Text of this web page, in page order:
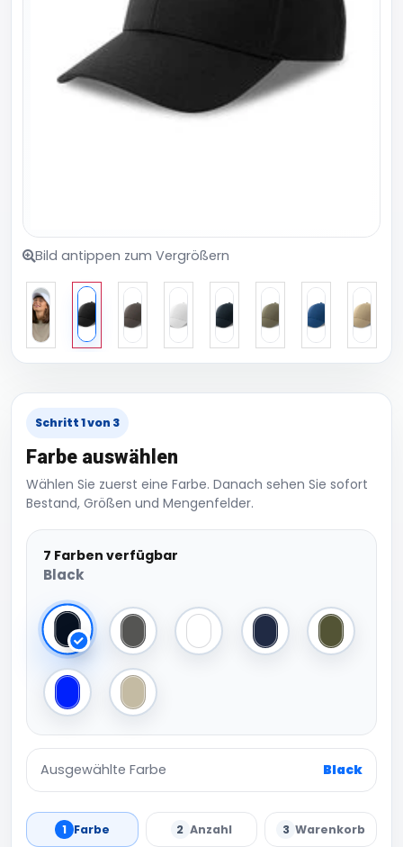
Bild antippen zum Vergrößern
Schritt 1 von 3
Farbe auswählen
Wählen Sie zuerst eine Farbe. Danach sehen Sie sofort
Bestand, Größen und Mengenfelder.
7 Farben verfügbar
Black
Black Dark Grey White Navy Olive
Royal Khaki
Ausgewählte Farbe Black
1 Farbe 2 Anzahl 3 Warenkorb